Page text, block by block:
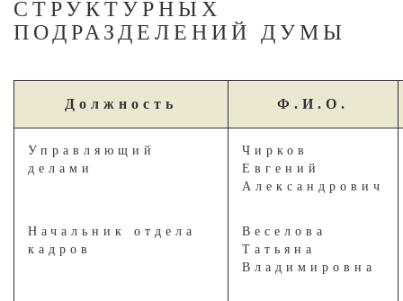
СТРУКТУРНЫХ
ПОДРАЗДЕЛЕНИЙ ДУМЫ
Должность Ф.И.О.
Управляющий
делами
Чирков
Евгений
Александрович
Начальник отдела
кадров
Веселова
Татьяна
Владимировна